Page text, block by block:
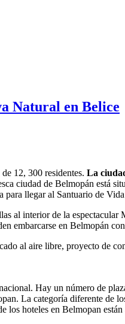
Natural en Belice
12, 300 residentes. La
ciudad de Belmopán está
para llegar al Santuario de
al interior de la
embarcarse en Belmopán
al aire libre, proyecto de
Hay un número de
La categoría diferente de
hoteles en Belmopan